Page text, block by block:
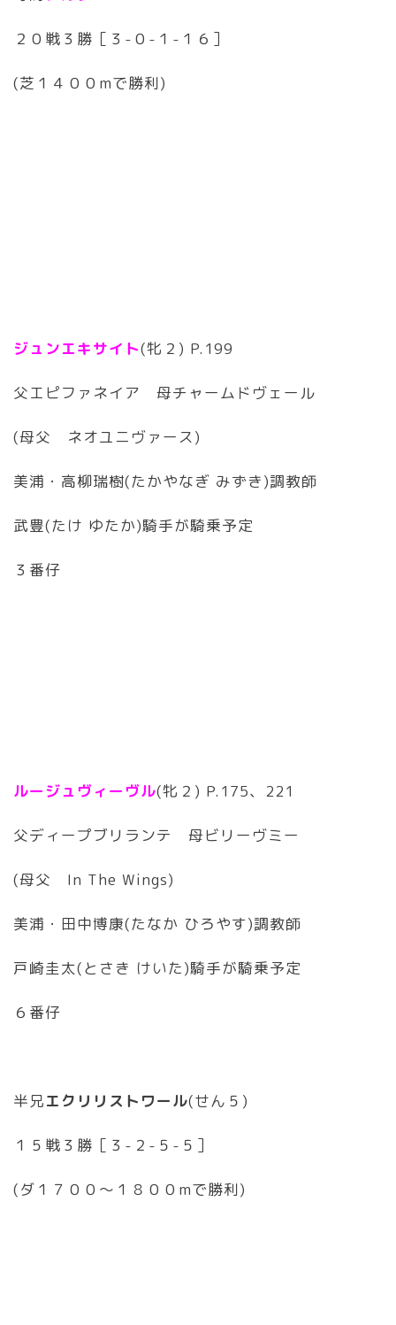
２０戦３勝［３-０-１-１６］
(芝１４００mで勝利)
ジュンエキサイト(牝２) P.199
父エピファネイア 母チャームドヴェール
(母父 ネオユニヴァース)
美浦・高柳瑞樹(たかやなぎ みずき)調教師
武豊(たけ ゆたか)騎手が騎乗予定
３番仔
ルージュヴィーヴル(牝２) P.175、221
父ディープブリランテ 母ビリーヴミー
(母父 In The Wings)
美浦・田中博康(たなか ひろやす)調教師
戸崎圭太(とさき けいた)騎手が騎乗予定
６番仔
半兄エクリリストワール(せん５)
１５戦３勝［３-２-５-５］
(ダ１７００〜１８００mで勝利)